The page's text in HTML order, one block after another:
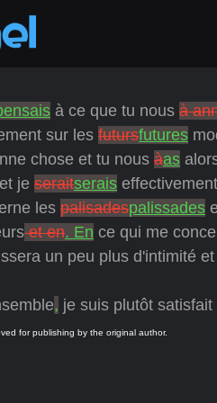
à ce que tu nous à
sur les futursfutures
chose et tu nous àas
je seraitserais
les palisadespalissades
et en. En ce qui me
un peu plus d'intimité
, je suis plutôt
for publishing by the original author.